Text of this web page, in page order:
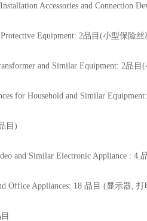
Accessories and Connection
Equipment: 2品目(小型保险
and Similar Equipment: 2品
for Household and Similar
目)
and Similar Electronic Appliance : 4
Office Appliances: 18 品目 (显示器,